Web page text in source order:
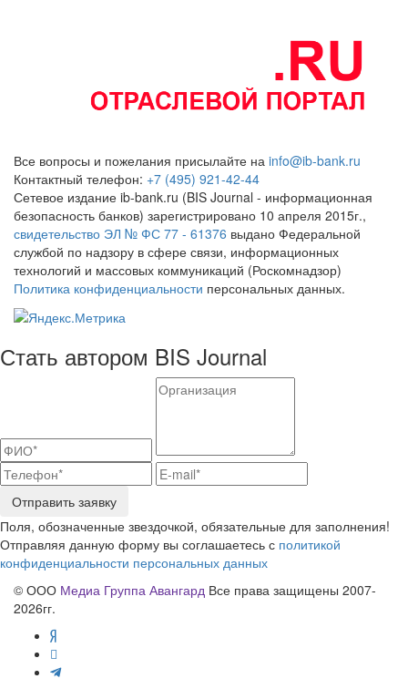
Все вопросы и пожелания присылайте на info@ib-bank.ru
Контактный телефон: +7 (495) 921-42-44
Сетевое издание ib-bank.ru (BIS Journal - информационная
безопасность банков) зарегистрировано 10 апреля 2015г.,
свидетельство ЭЛ № ФС 77 - 61376 выдано Федеральной
службой по надзору в сфере связи, информационных
технологий и массовых коммуникаций (Роскомнадзор)
Политика конфиденциальности персональных данных.
Стать автором BIS Journal
Отправить заявку
Поля, обозначенные звездочкой, обязательные для заполнения!
Отправляя данную форму вы соглашаетесь с политикой
конфиденциальности персональных данных
© ООО Медиа Группа Авангард Все права защищены 2007-
2026гг.